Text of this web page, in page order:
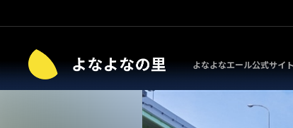
よなよなエール公式サイト